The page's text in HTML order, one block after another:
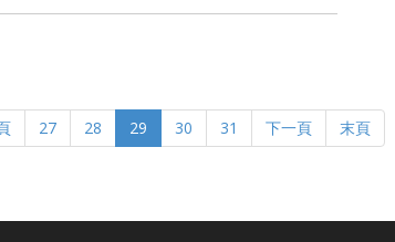
27 28 29 30 31 下一頁 末頁